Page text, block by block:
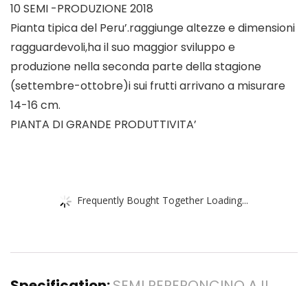
10 SEMI -PRODUZIONE 2018
Pianta tipica del Peru’.raggiunge altezze e dimensioni
ragguardevoli,ha il suo maggior sviluppo e
produzione nella seconda parte della stagione
(settembre-ottobre)i sui frutti arrivano a misurare
14-16 cm.
PIANTA DI GRANDE PRODUTTIVITA’
Frequently Bought Together Loading...